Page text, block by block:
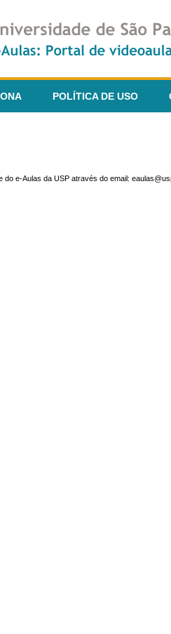
POLÍTICA DE USO
do e-Aulas da USP através do email: